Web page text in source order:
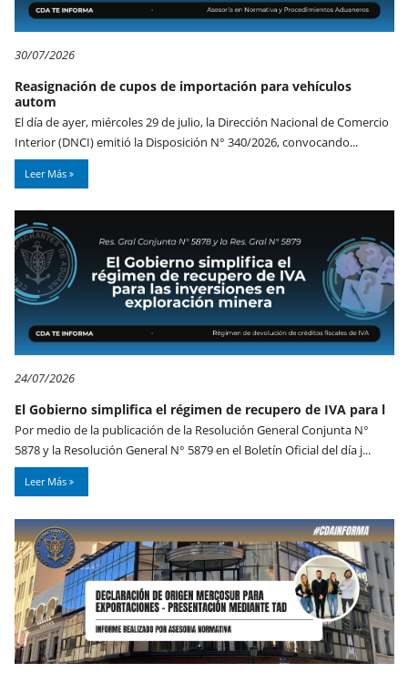
30/07/2026
Reasignación de cupos de importación para vehículos
autom
El día de ayer, miércoles 29 de julio, la Dirección Nacional de Comercio
Interior (DNCI) emitió la Disposición N° 340/2026, convocando...
Leer Más
24/07/2026
El Gobierno simplifica el régimen de recupero de IVA para l
Por medio de la publicación de la Resolución General Conjunta N°
5878 y la Resolución General N° 5879 en el Boletín Oficial del día j...
Leer Más